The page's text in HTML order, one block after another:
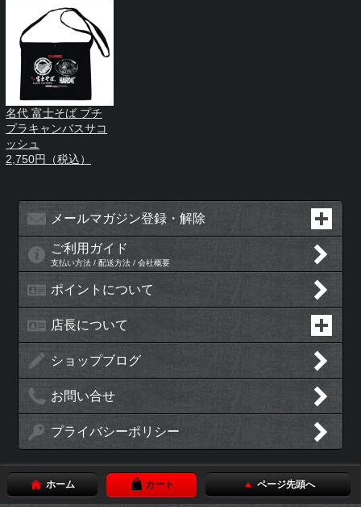
名代 富士そば プチ
プラキャンバスサコ
ッシュ
2,750円（税込）
メールマガジン登録・解除
ご利用ガイド
支払い方法 / 配送方法 / 会社概要
ポイントについて
店長について
ショップブログ
お問い合せ
プライバシーポリシー
ホーム カート ページ先頭へ